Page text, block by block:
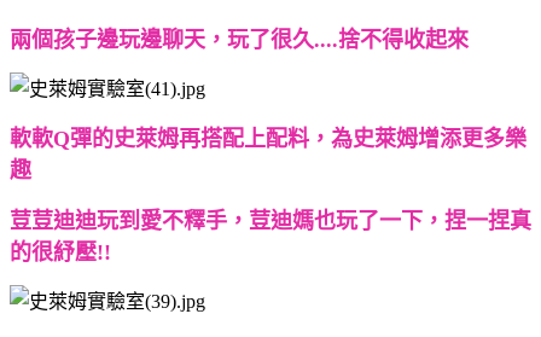
兩個孩子邊玩邊聊天，玩了很久....捨不得收起來
軟軟Q彈的史萊姆再搭配上配料，為史萊姆增添更多樂
趣
荳荳迪迪玩到愛不釋手，荳迪媽也玩了一下，捏一捏真
的很紓壓!!